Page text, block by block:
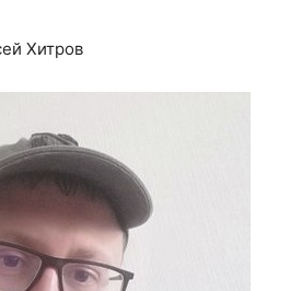
о
нем
Хитров